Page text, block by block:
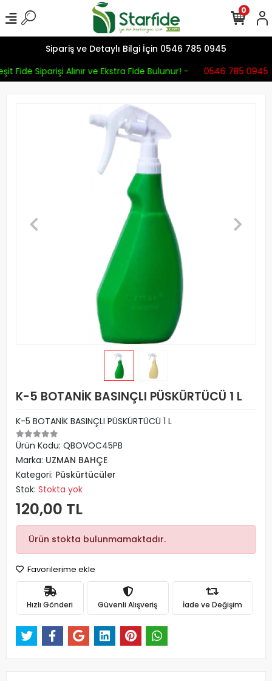
Sipariş ve Detaylı Bilgi İçin 0546 785 0945
Fide Siparişi Alınır ve Ekstra Fide Bulunur! -
0546 785 0945
0
K-5 BOTANİK BASINÇLI PÜSKÜRTÜCÜ 1 L
K-5 BOTANİK BASINÇLI PÜSKÜRTÜCÜ 1 L
Ürün Kodu: QBOVOC45PB
Marka: UZMAN BAHÇE
Kategori: Püskürtücüler
Stok: Stokta yok
120,00 TL
Ürün stokta bulunmamaktadır.
Favorilerime ekle
Hızlı Gönderi Güvenli Alışveriş İade ve Değişim